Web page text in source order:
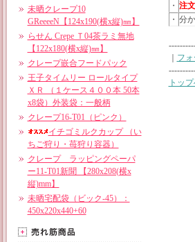
未晒クレープ10
GReeeeN【124x190(横x縦)㎜】
らせん Crepe Ｔ04茶ラミ無地
【122x180(横x縦)㎜】
クレープ嵌合フードパック
王子タイムリー ロールタイプ
ＸＲ （１ケース４００本 50本
x8袋）外装袋：一般柄
クレープ16-T01（ピンク）
イチゴミルクカップ （い
ちご狩り・苺狩り容器）
クレープ ラッピングペーパ
ー11-T01新聞 【280x208(横x
縦)mm】
未晒宅配袋（ビック-45）：
450x220x440+60
・ 注
・ 分
フ
トッ